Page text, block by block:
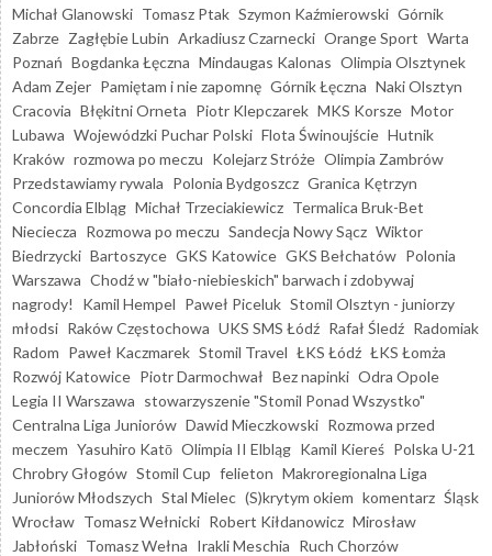
Michał Glanowski Tomasz Ptak Szymon Kaźmierowski Górnik
Zabrze Zagłębie Lubin Arkadiusz Czarnecki Orange Sport Warta
Poznań Bogdanka Łęczna Mindaugas Kalonas Olimpia Olsztynek
Adam Zejer Pamiętam i nie zapomnę Górnik Łęczna Naki Olsztyn
Cracovia Błękitni Orneta Piotr Klepczarek MKS Korsze Motor
Lubawa Wojewódzki Puchar Polski Flota Świnoujście Hutnik
Kraków rozmowa po meczu Kolejarz Stróże Olimpia Zambrów
Przedstawiamy rywala Polonia Bydgoszcz Granica Kętrzyn
Concordia Elbląg Michał Trzeciakiewicz Termalica Bruk-Bet
Nieciecza Rozmowa po meczu Sandecja Nowy Sącz Wiktor
Biedrzycki Bartoszyce GKS Katowice GKS Bełchatów Polonia
Warszawa Chodź w "biało-niebieskich" barwach i zdobywaj
nagrody!
Kamil Hempel Paweł Piceluk Stomil Olsztyn - juniorzy
młodsi Raków Częstochowa UKS SMS Łódź Rafał Śledź Radomiak
Radom Paweł Kaczmarek Stomil Travel ŁKS Łódź ŁKS Łomża
Rozwój Katowice Piotr Darmochwał Bez napinki Odra Opole
Legia II Warszawa stowarzyszenie "Stomil Ponad Wszystko"
Centralna Liga Juniorów Dawid Mieczkowski Rozmowa przed
meczem Yasuhiro Katō Olimpia II Elbląg Kamil Kiereś Polska U-21
Chrobry Głogów Stomil Cup felieton Makroregionalna Liga
Juniorów Młodszych Stal Mielec (S)krytym okiem komentarz Śląsk
Wrocław Tomasz Wełnicki Robert Kiłdanowicz Mirosław
Jabłoński Tomasz Wełna Irakli Meschia Ruch Chorzów